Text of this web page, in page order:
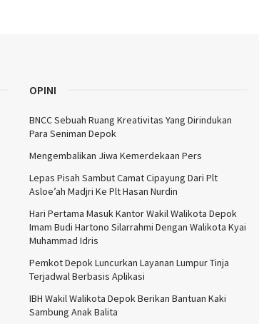
OPINI
BNCC Sebuah Ruang Kreativitas Yang Dirindukan
Para Seniman Depok
Mengembalikan Jiwa Kemerdekaan Pers
Lepas Pisah Sambut Camat Cipayung Dari Plt
Asloe’ah Madjri Ke Plt Hasan Nurdin
Hari Pertama Masuk Kantor Wakil Walikota Depok
Imam Budi Hartono Silarrahmi Dengan Walikota Kyai
Muhammad Idris
Pemkot Depok Luncurkan Layanan Lumpur Tinja
Terjadwal Berbasis Aplikasi
IBH Wakil Walikota Depok Berikan Bantuan Kaki
Sambung Anak Balita